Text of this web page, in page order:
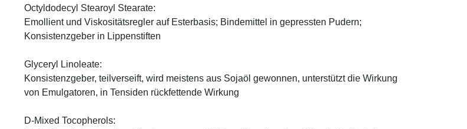
Octyldodecyl Stearoyl Stearate:
Emollient und Viskositätsregler auf Esterbasis; Bindemittel in gepressten Pudern;
Konsistenzgeber in Lippenstiften
Glyceryl Linoleate:
Konsistenzgeber, teilverseift, wird meistens aus Sojaöl gewonnen, unterstützt die Wirkung
von Emulgatoren, in Tensiden rückfettende Wirkung
D-Mixed Tocopherols: